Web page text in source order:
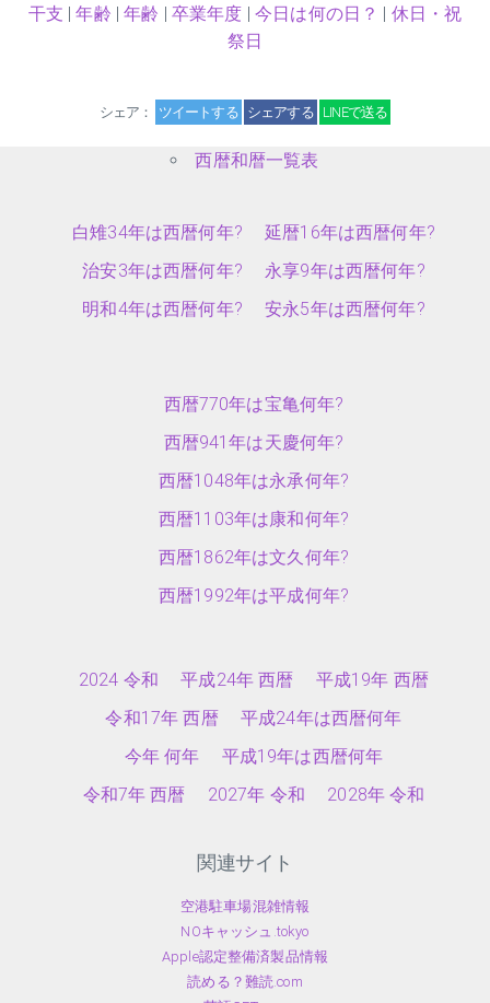
干支 |年齢 |年齢 |卒業年度 |今日は何の日？ | 休日・祝
祭日
シェア： ツイートする シェアする LINEで送る
西暦和暦一覧表
白雉34年は西暦何年?
延暦16年は西暦何年?
治安3年は西暦何年?
永享9年は西暦何年?
明和4年は西暦何年?
安永5年は西暦何年?
西暦770年は宝亀何年?
西暦941年は天慶何年?
西暦1048年は永承何年?
西暦1103年は康和何年?
西暦1862年は文久何年?
西暦1992年は平成何年?
2024 令和 平成24年 西暦
平成19年 西暦
令和17年 西暦
平成24年は西暦何年
今年 何年
平成19年は西暦何年
令和7年 西暦
2027年 令和 2028年 令和
関連サイト
空港駐車場混雑情報
NOキャッシュ.tokyo
Apple認定整備済製品情報
読める？難読.com